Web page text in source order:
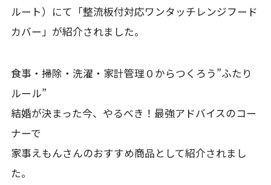
ルート）にて「整流板付対応ワンタッチレンジフード
カバー」が紹介されました。
食事・掃除・洗濯・家計管理０からつくろう”ふたり
ルール”
結婚が決まった今、やるべき！最強アドバイスのコー
ナーで
家事えもんさんのおすすめ商品として紹介されまし
た。